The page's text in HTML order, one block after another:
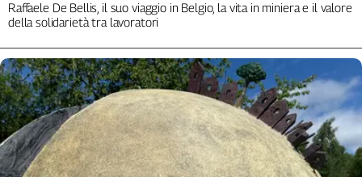
Liguria
Lombardia
Marche
Piemonte
Puglia
Sardegna
Sicilia
Toscana
Trentino
Raffaele De Bellis, il suo viaggio in Belgio, la vita in miniera e il valore
della solidarietà tra lavoratori